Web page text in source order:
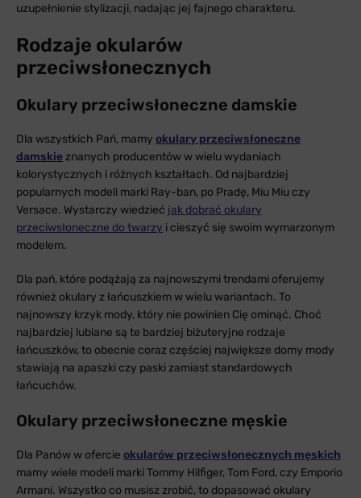
uzupełnienie stylizacji, nadając jej fajnego charakteru.
Rodzaje okularów
przeciwsłonecznych
Okulary przeciwsłoneczne damskie
Dla wszystkich Pań, mamy okulary przeciwsłoneczne
damskieznanych producentów w wielu wydaniach
kolorystycznych i różnych kształtach. Od najbardziej
popularnych modeli marki Ray-ban, po Pradę, Miu Miu czy
Versace. Wystarczy wiedzieć jak dobrać okulary
przeciwsłoneczne do twarzy i cieszyć się swoim wymarzonym
modelem.
Dla pań, które podążają za najnowszymi trendami oferujemy
również okulary z łańcuszkiem w wielu wariantach. To
najnowszy krzyk mody, który nie powinien Cię ominąć. Choć
najbardziej lubiane są te bardziej biżuteryjne rodzaje
łańcuszków, to obecnie coraz częściej największe domy mody
stawiają na apaszki czy paski zamiast standardowych
łańcuchów.
Okulary przeciwsłoneczne męskie
Dla Panów w ofercie okularów przeciwsłonecznych męskich
mamy wiele modeli marki Tommy Hilfiger, Tom Ford, czy Emporio
Armani. Wszystko co musisz zrobić, to dopasować okulary